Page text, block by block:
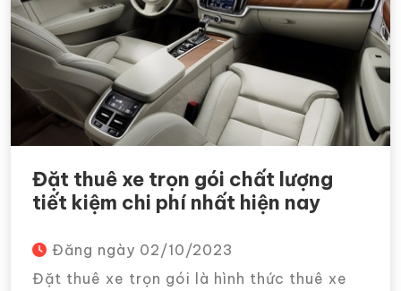
Đặt thuê xe trọn gói chất lượng
tiết kiệm chi phí nhất hiện nay
Đăng ngày 02/10/2023
Đặt thuê xe trọn gói là hình thức thuê xe